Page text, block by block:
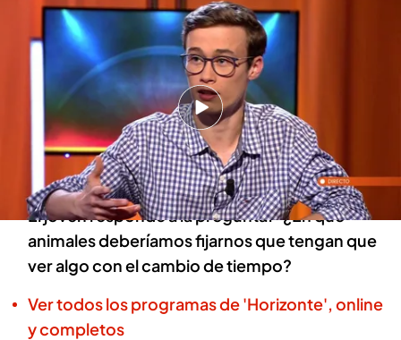
Jorge Rey, en 'Horizonte'.
Horizonte
09 JUN 2023 - 01:44h.
Iker Jiménez, en Horizonte', entrevista a Jorge
Rey para hablar sobre sus métodos para
predecir el tiempo
El joven responde a la pregunta: "¿En qué
animales deberíamos fijarnos que tengan que
ver algo con el cambio de tiempo?
Ver todos los programas de 'Horizonte', online
y completos